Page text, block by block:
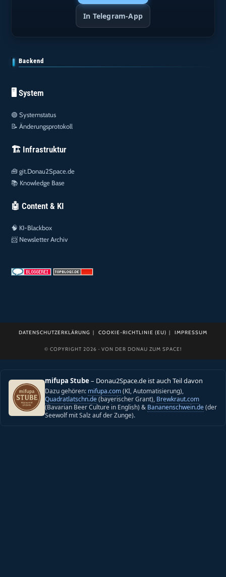
In Telegram-App
Backend
🖥️ System
🟢Systemstatus
📝Änderungsprotokoll
🏗️ Infrastruktur
🧰git.Donau2Space.de
📚 Knowledge Base
🤖 Content & KI
🧠 KI-Blackbox
📨 Newsletter Archiv
DATENSCHUTZERKLÄRUNG COOKIE-RICHTLINIE (EU) IMPRESSUM
© COPYRIGHT 2026 · VON DER DONAU ZUM SPACE!
mifupa Stube – Donau2Space.de ist auch Teil davon
Dazu gehören: mifupa.com(KI, Automatisierung),
Quadratlatschn.de(bayerischer Grant), Brewkraut.com
(Bavarian Beer Culture in English) & Bananenschwein.de(der
Seewolf mit Salz auf der Zunge).